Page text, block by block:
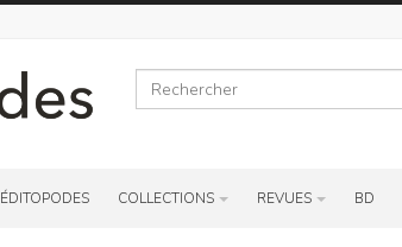
ÉDITOPODES COLLECTIONS REVUES BD